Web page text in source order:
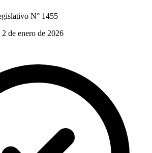
N° 1455
2 de enero de 2026